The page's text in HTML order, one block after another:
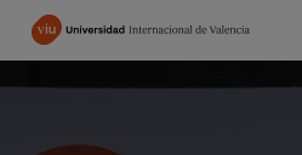
Pasar